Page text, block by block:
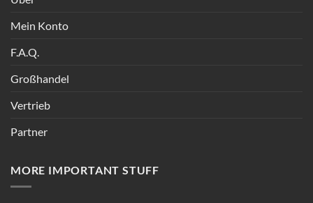
Mein Konto
F.A.Q.
Großhandel
Vertrieb
Partner
MORE IMPORTANT STUFF